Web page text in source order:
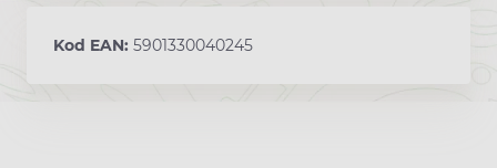
Kod EAN: 5901330040245